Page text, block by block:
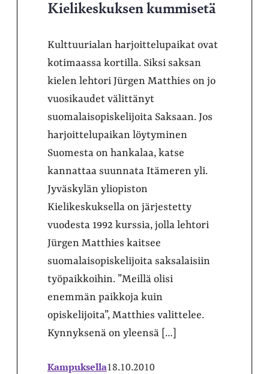
Kielikeskuksen kummisetä
Kulttuurialan harjoittelupaikat ovat
kotimaassa kortilla. Siksi saksan
kielen lehtori Jürgen Matthies on jo
vuosikaudet välittänyt
suomalaisopiskelijoita Saksaan. Jos
harjoittelupaikan löytyminen
Suomesta on hankalaa, katse
kannattaa suunnata Itämeren yli.
Jyväskylän yliopiston
Kielikeskuksella on järjestetty
vuodesta 1992 kurssia, jolla lehtori
Jürgen Matthies kaitsee
suomalaisopiskelijoita saksalaisiin
työpaikkoihin. ”Meillä olisi
enemmän paikkoja kuin
opiskelijoita”, Matthies valittelee.
Kynnyksenä on yleensä […]
Kampuksella18.10.2010